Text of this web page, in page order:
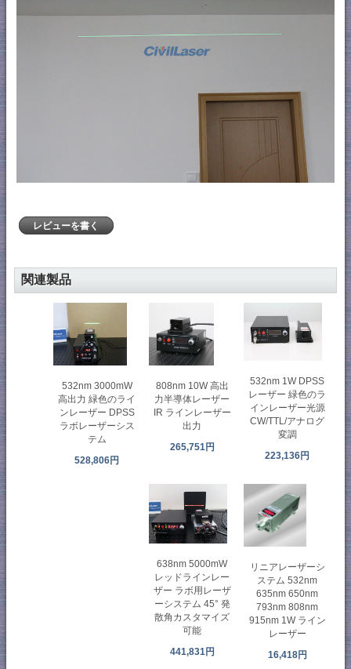
レビューを書く
関連製品
532nm 3000mW
高出力 緑色のライ
ンレーザー DPSS
ラボレーザーシス
テム
528,806円
808nm 10W 高出
力半導体レーザー
IR ラインレーザー
出力
265,751円
532nm 1W DPSS
レーザー 緑色のラ
インレーザー光源
CW/TTL/アナログ
変調
223,136円
638nm 5000mW
レッドラインレー
ザー ラボ用レーザ
ーシステム 45° 発
散角カスタマイズ
可能
441,831円
リニアレーザーシ
ステム 532nm
635nm 650nm
793nm 808nm
915nm 1W ライン
レーザー
16,418円